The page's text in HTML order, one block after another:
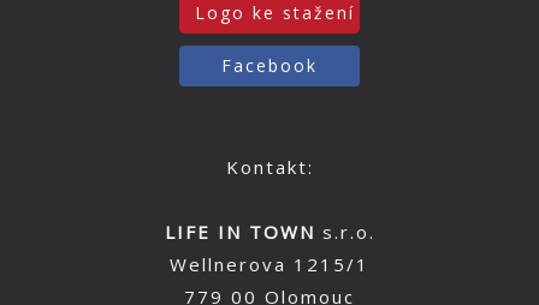
Logo ke stažení
Facebook
Kontakt:
LIFE IN TOWN s.r.o.
Wellnerova 1215/1
779 00 Olomouc